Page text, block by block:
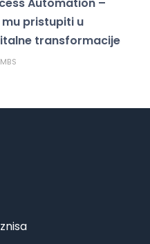
pristupiti u
transformacije
MBS